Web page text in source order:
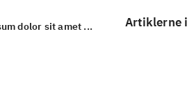
dolor sit amet ... Artiklerne i